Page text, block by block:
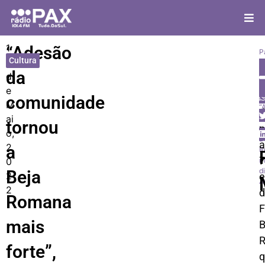
1
7
d
e
M
ai
o,
2
0
2
2
“Adesão
da
comunidade
tornou
a
Beja
Romana
mais
forte”,
Cultura
a